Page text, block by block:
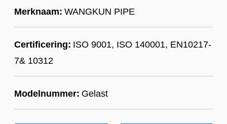
Merknaam: WANGKUN PIPE
Certificering: ISO 9001, ISO 140001, EN10217-
7& 10312
Modelnummer: Gelast